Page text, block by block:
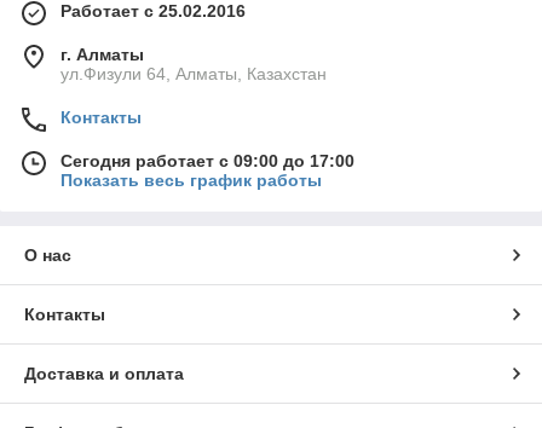
Работает с 25.02.2016
г. Алматы
ул.Физули 64, Алматы, Казахстан
Контакты
Сегодня работает с 09:00 до 17:00
Показать весь график работы
О нас
Контакты
Доставка и оплата